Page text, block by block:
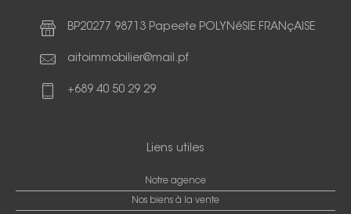
BP20277 98713 Papeete POLYNéSIE FRANçAISE
aitoimmobilier@mail.pf
+689 40 50 29 29
Liens utiles
Notre agence
Nos biens à la vente